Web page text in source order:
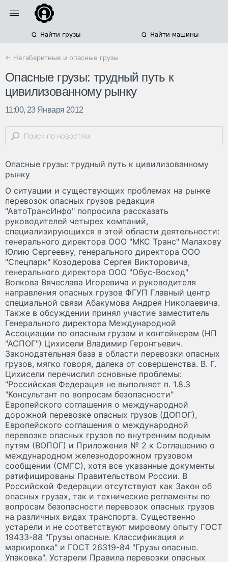
Найти грузы Найти машины
← Негабаритные и опасные грузы
Опасные грузы: трудный путь к
цивилизованному рынку
11:00, 23 Января 2012
Опасные грузы: трудный путь к цивилизованному
рынку
О ситуации и существующих проблемах на рынке
перевозок опасных грузов редакция
"АвтоТрансИнфо" попросила рассказать
руководителей четырех компаний,
специализирующихся в этой области деятельности:
генерального директора ООО "МКС Транс" Малахову
Юлию Сергеевну, генерального директора ООО
"Спецпарк" Козодерова Сергея Викторовича,
генерального директора ООО "Обус-Восход"
Волкова Вячеслава Игоревича и руководителя
направления опасных грузов ФГУП Главный центр
специальной связи Абакумова Андрея Николаевича.
Также в обсуждении принял участие заместитель
Генерального директора Международной
Ассоциации по опасным грузам и контейнерам (НП
"АСПОГ") Цихисели Владимир Геронтьевич.
Законодательная база в области перевозки опасных
грузов, мягко говоря, далека от совершенства. В. Г.
Цихисели перечислил основные проблемы:
"Российская Федерация не выполняет п. 1.8.3
"Консультант по вопросам безопасности"
Европейского соглашения о международной
дорожной перевозке опасных грузов (ДОПОГ),
Европейского соглашения о международной
перевозке опасных грузов по внутренним водным
путям (ВОПОГ) и Приложения № 2 к Соглашению о
международном железнодорожном грузовом
сообщении (СМГС), хотя все указанные документы
ратифицированы Правительством России. В
Российской Федерации отсутствуют как Закон об
опасных грузах, так и технические регламенты по
вопросам безопасности перевозок опасных грузов
на различных видах транспорта. Существенно
устарели и не соответствуют мировому опыту ГОСТ
19433-88 "Грузы опасные. Классификация и
маркировка" и ГОСТ 26319-84 "Грузы опасные.
Упаковка". Устарели Правила перевозки опасных